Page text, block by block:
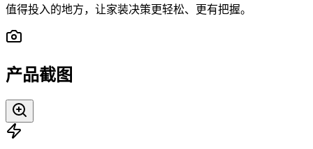
值得投入的地方，让家装决策更轻松、更有把握。
产品截图